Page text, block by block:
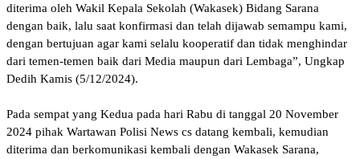
diterima oleh Wakil Kepala Sekolah (Wakasek) Bidang Sarana
dengan baik, lalu saat konfirmasi dan telah dijawab semampu kami,
dengan bertujuan agar kami selalu kooperatif dan tidak menghindar
dari temen-temen baik dari Media maupun dari Lembaga”, Ungkap
Dedih Kamis (5/12/2024).
Pada sempat yang Kedua pada hari Rabu di tanggal 20 November
2024 pihak Wartawan Polisi News cs datang kembali, kemudian
diterima dan berkomunikasi kembali dengan Wakasek Sarana,